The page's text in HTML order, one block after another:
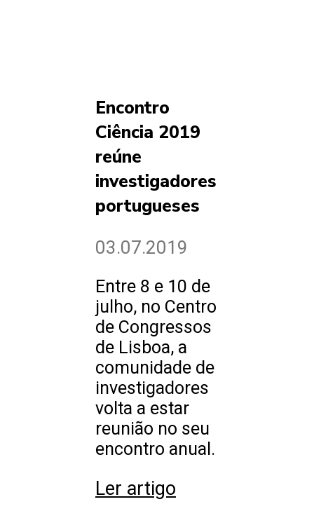
Encontro
Ciência 2019
reúne
investigadores
portugueses
03.07.2019
Entre 8 e 10 de
julho, no Centro
de Congressos
de Lisboa, a
comunidade de
investigadores
volta a estar
reunião no seu
encontro anual.
Ler artigo